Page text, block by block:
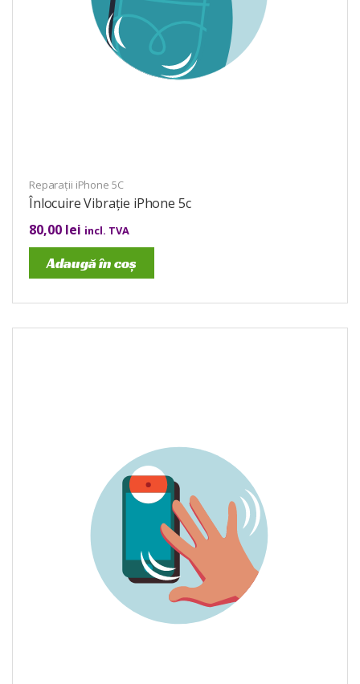
Reparații iPhone 5C
Înlocuire Vibrație iPhone 5c
80,00 lei incl. TVA
Adaugă în coș